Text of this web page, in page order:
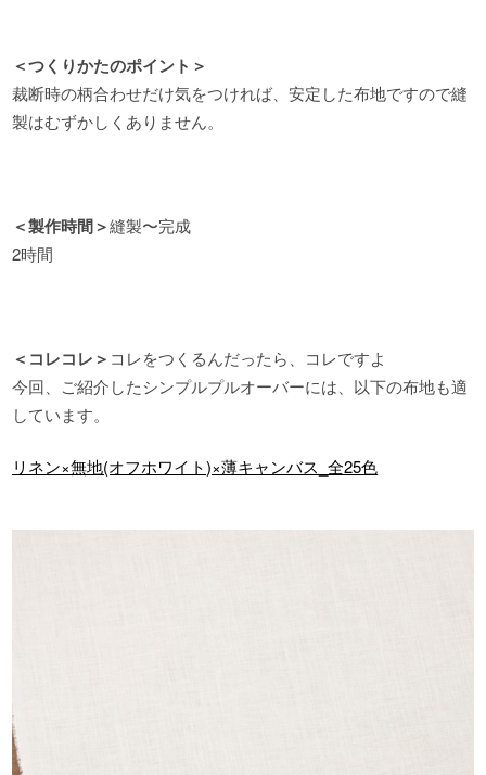
＜つくりかたのポイント＞
裁断時の柄合わせだけ気をつければ、安定した布地ですので縫
製はむずかしくありません。
＜製作時間＞縫製〜完成
2時間
＜コレコレ＞ コレをつくるんだったら 、コレですよ
今回、ご紹介したシンプルプルオーバーには、以下の布地も適
しています。
リネン×無地(オフホワイト)×薄キャンバス_全25色